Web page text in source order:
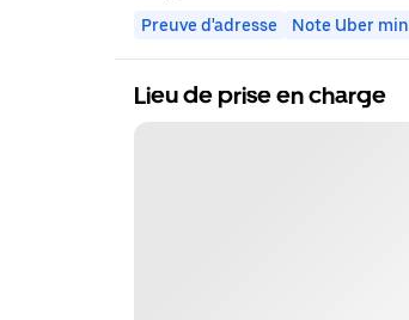
Preuve d'adresse Note Uber
Lieu de prise en charge